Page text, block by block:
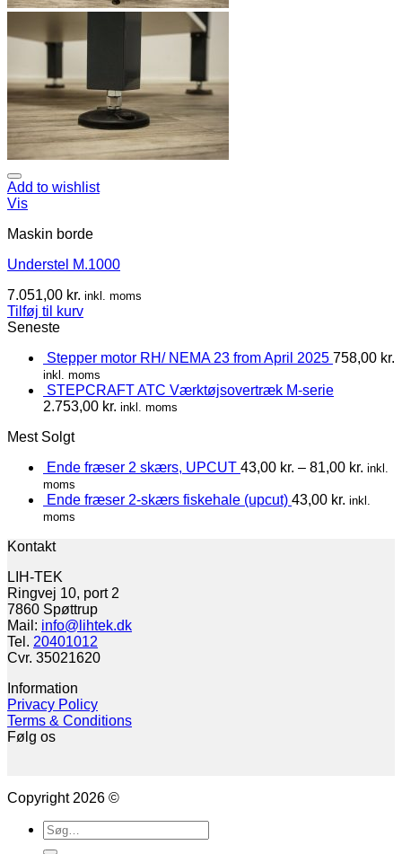
Add to wishlist
Vis
Maskin borde
Understel M.1000
7.051,00 kr. inkl. moms
Tilføj til kurv
Seneste
Stepper motor RH/ NEMA 23 from April 2025 758,00 kr.
inkl. moms
STEPCRAFT ATC Værktøjsovertræk M-serie
2.753,00 kr. inkl. moms
Mest Solgt
Ende fræser 2 skærs, UPCUT 43,00 kr. – 81,00 kr. inkl.
moms
Ende fræser 2-skærs fiskehale (upcut) 43,00 kr. inkl.
moms
Kontakt
LIH-TEK
Ringvej 10, port 2
7860 Spøttrup
Mail: info@lihtek.dk
Tel. 20401012
Cvr. 35021620
Information
Privacy Policy
Terms & Conditions
Følg os
Copyright 2026 ©
Søg
efter: